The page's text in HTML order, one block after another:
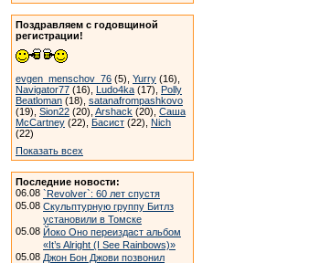
Поздравляем с годовщиной
регистрации!
evgen_menschov_76 (5), Yurry (16),
Navigator77 (16), Ludo4ka (17), Polly
Beatloman (18), satanafrompashkovo
(19), Sion22 (20), Arshack (20), Саша
McCartney (22), Басист (22), Nich
(22)
Показать всех
Последние новости:
06.08 `Revolver`: 60 лет спустя
05.08 Скульптурную группу Битлз
установили в Томске
05.08 Йоко Оно переиздаст альбом
«It’s Alright (I See Rainbows)»
05.08 Джон Бон Джови позвонил